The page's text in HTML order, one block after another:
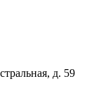
д. 59